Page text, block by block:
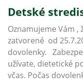
Detské
Oznamujeme Vám ,
zatvorené od
dovolenky.
užívate, dietetické
včas. Počas